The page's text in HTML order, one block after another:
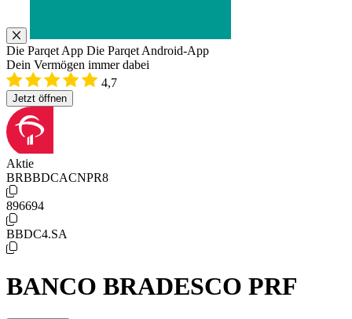
Die Parqet App Die Parqet Android-App
Dein Vermögen immer dabei
4,7
Jetzt öffnen
Aktie
BRBBDCACNPR8
896694
BBDC4.SA
BANCO BRADESCO PRF